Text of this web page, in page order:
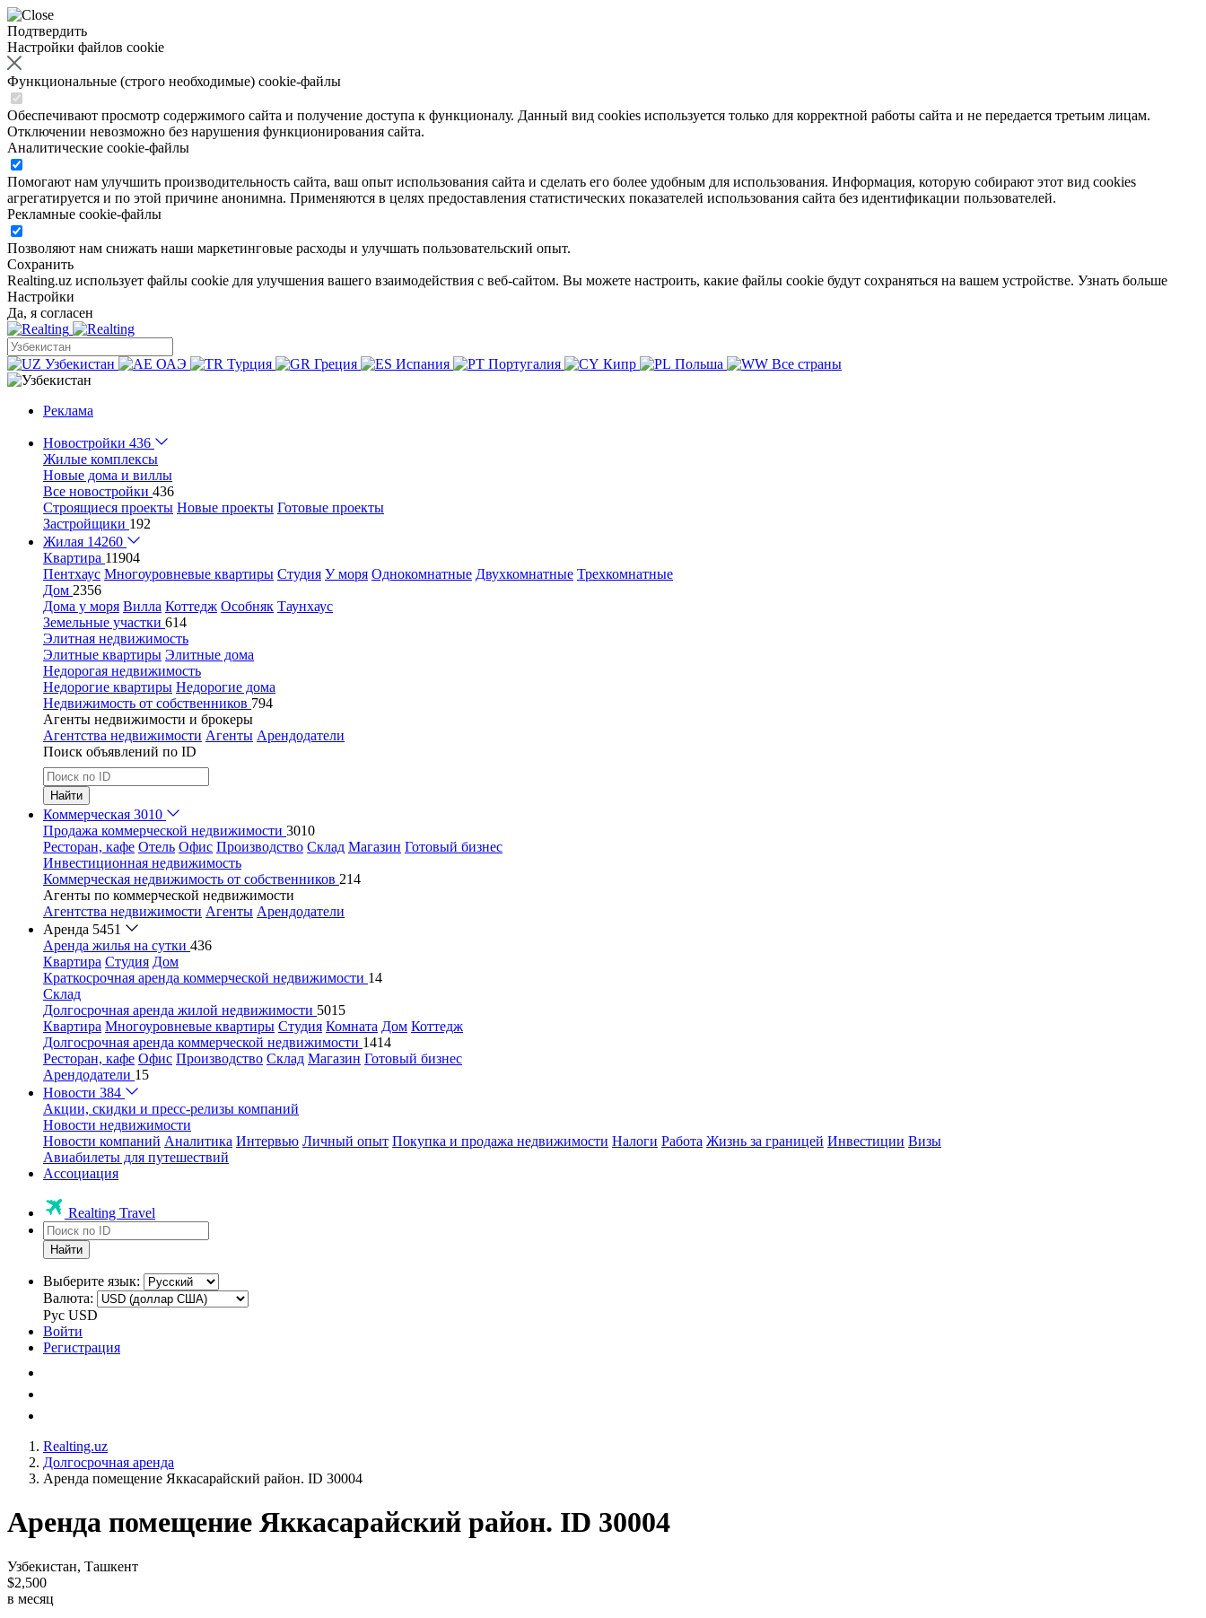
Подтвердить
Настройки файлов cookie
Функциональные (строго необходимые) cookie-файлы
Обеспечивают просмотр содержимого сайта и получение доступа к функционалу. Данный вид cookies используется только для корректной работы сайта и не передается третьим лицам.
Отключении невозможно без нарушения функционирования сайта.
Аналитические cookie-файлы
Помогают нам улучшить производительность сайта, ваш опыт использования сайта и сделать его более удобным для использования. Информация, которую собирают этот вид cookies
агрегатируется и по этой причине анонимна. Применяются в целях предоставления статистических показателей использования сайта без идентификации пользователей.
Рекламные cookie-файлы
Позволяют нам снижать наши маркетинговые расходы и улучшать пользовательский опыт.
Сохранить
Realting.uz использует файлы cookie для улучшения вашего взаимодействия с веб-сайтом. Вы можете настроить, какие файлы cookie будут сохраняться на вашем устройстве. Узнать больше
Настройки
Да, я согласен
Узбекистан ОАЭ Турция Греция Испания Португалия Кипр Польша Все страны
Реклама
Новостройки 436
Жилые комплексы
Новые дома и виллы
Все новостройки 436
Строящиеся проекты Новые проекты Готовые проекты
Застройщики 192
Жилая 14260
Квартира 11904
Пентхаус Многоуровневые квартиры Студия У моря Однокомнатные Двухкомнатные Трехкомнатные
Дом 2356
Дома у моря Вилла Коттедж Особняк Таунхаус
Земельные участки 614
Элитная недвижимость
Элитные квартиры Элитные дома
Недорогая недвижимость
Недорогие квартиры Недорогие дома
Недвижимость от собственников 794
Агенты недвижимости и брокеры
Агентства недвижимости Агенты Арендодатели
Поиск объявлений по ID
Найти
Коммерческая 3010
Продажа коммерческой недвижимости 3010
Ресторан, кафе Отель Офис Производство Склад Магазин Готовый бизнес
Инвестиционная недвижимость
Коммерческая недвижимость от собственников 214
Агенты по коммерческой недвижимости
Агентства недвижимости Агенты Арендодатели
Аренда 5451
Аренда жилья на сутки 436
Квартира Студия Дом
Краткосрочная аренда коммерческой недвижимости 14
Склад
Долгосрочная аренда жилой недвижимости 5015
Квартира Многоуровневые квартиры Студия Комната Дом Коттедж
Долгосрочная аренда коммерческой недвижимости 1414
Ресторан, кафе Офис Производство Склад Магазин Готовый бизнес
Арендодатели 15
Новости 384
Акции, скидки и пресс-релизы компаний
Новости недвижимости
Новости компаний Аналитика Интервью Личный опыт Покупка и продажа недвижимости Налоги Работа Жизнь за границей Инвестиции Визы
Авиабилеты для путешествий
Ассоциация
Realting Travel
Найти
Выберите язык:
Валюта:
Рус USD
Войти
Регистрация
Realting.uz
Долгосрочная аренда
Аренда помещение Яккасарайский район. ID 30004
Аренда помещение Яккасарайский район. ID 30004
Узбекистан, Ташкент
$2,500
в месяц